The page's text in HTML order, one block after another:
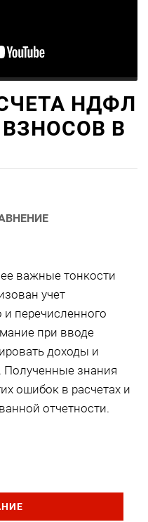
НДФЛ
В
важные тонкости
учет
и перечисленного
при вводе
доходы и
знания
ошибок в расчетах и
отчетности.